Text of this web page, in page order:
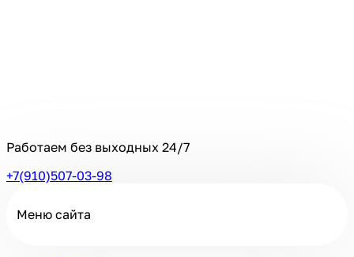
Работаем без выходных 24/7
+7(910)507-03-98
Меню сайта